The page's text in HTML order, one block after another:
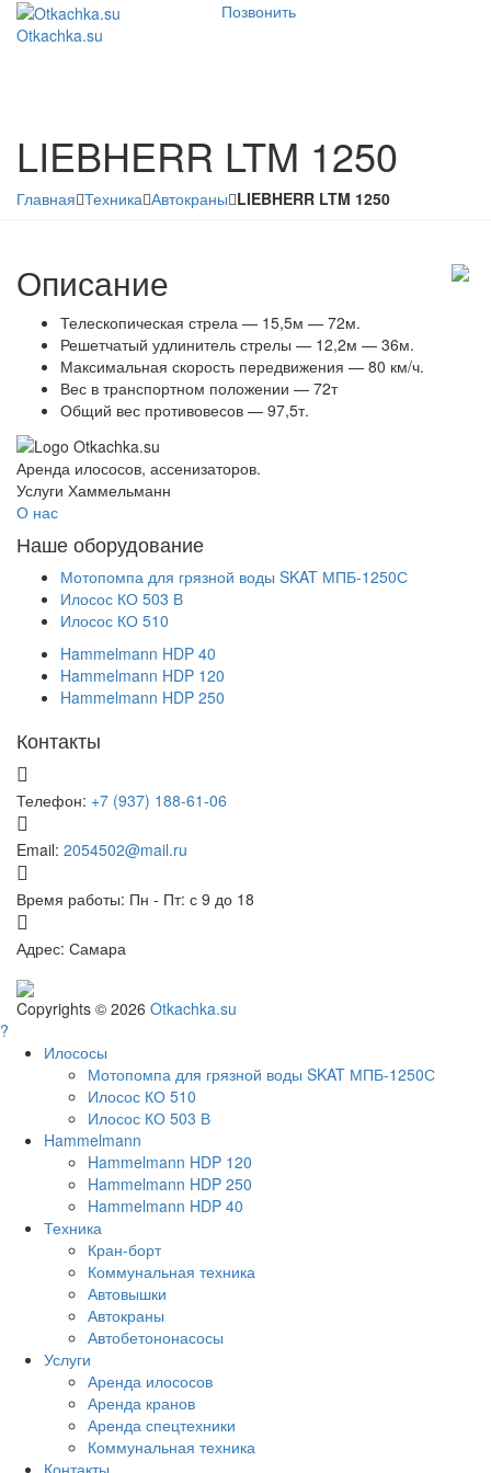
Otkachka.su
Позвонить
LIEBHERR LTM 1250
Главная Техника Автокраны LIEBHERR LTM 1250
Описание
Телескопическая стрела — 15,5м — 72м.
Решетчатый удлинитель стрелы — 12,2м — 36м.
Максимальная скорость передвижения — 80 км/ч.
Вес в транспортном положении — 72т
Общий вес противовесов — 97,5т.
Аренда илососов, ассенизаторов.
Услуги Хаммельманн
О нас
Наше оборудование
Мотопомпа для грязной воды SKAT МПБ-1250С
Илосос КО 503 В
Илосос КО 510
Hammelmann HDP 40
Hammelmann HDP 120
Hammelmann HDP 250
Контакты
Телефон: +7 (937) 188-61-06
Email: 2054502@mail.ru
Время работы: Пн - Пт: с 9 до 18
Адрес: Самара
Copyrights © 2026 Otkachka.su
?
Илососы
Мотопомпа для грязной воды SKAT МПБ-1250С
Илосос КО 510
Илосос КО 503 В
Hammelmann
Hammelmann HDP 120
Hammelmann HDP 250
Hammelmann HDP 40
Техника
Кран-борт
Коммунальная техника
Автовышки
Автокраны
Автобетононасосы
Услуги
Аренда илососов
Аренда кранов
Аренда спецтехники
Коммунальная техника
Контакты